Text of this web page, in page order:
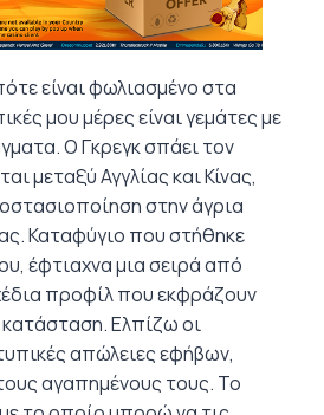
είναι φωλιασμένο στα
μου μέρες είναι γεμάτες με
Ο Γκρεγκ σπάει τον
μεταξύ Αγγλίας και Κίνας,
στην άγρια
Καταφύγιο που στήθηκε
έφτιαχνα μια σειρά από
προφίλ που εκφράζουν
Ελπίζω οι
απώλειες εφήβων,
αγαπημένους τους. Το